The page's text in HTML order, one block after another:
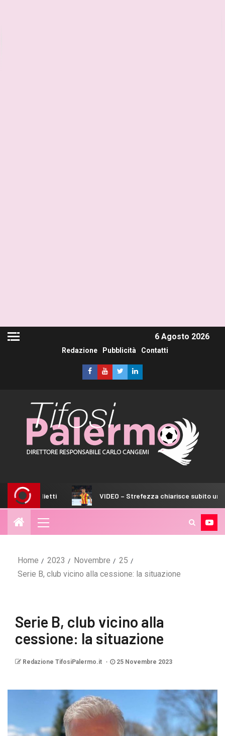
6 Agosto 2026
Redazione Pubblicità Contatti
– Strefezza chiarisce subito un dilemma Palermo,
Home 2023 Novembre
25
Serie B, club vicino alla cessione: la situazione
Serie B, club vicino alla
cessione: la situazione
Redazione TifosiPalermo.it 25 Novembre 2023